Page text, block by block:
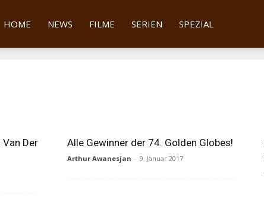
Filmfutter
HOME NEWS FILME SERIEN SPEZIAL
Van Der
Alle Gewinner der 74. Golden Globes!
Arthur Awanesjan - 9. Januar 2017